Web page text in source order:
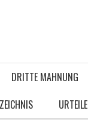
DRITTE MAHNUNG
URTEILE